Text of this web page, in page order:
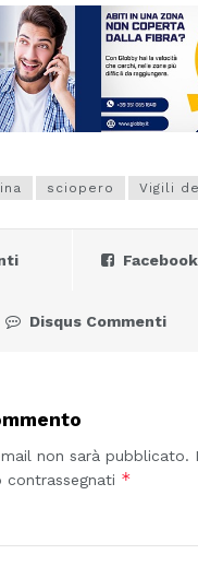
sciopero Vigili
Disqus Commenti
non sarà pubblicato.
contrassegnati *